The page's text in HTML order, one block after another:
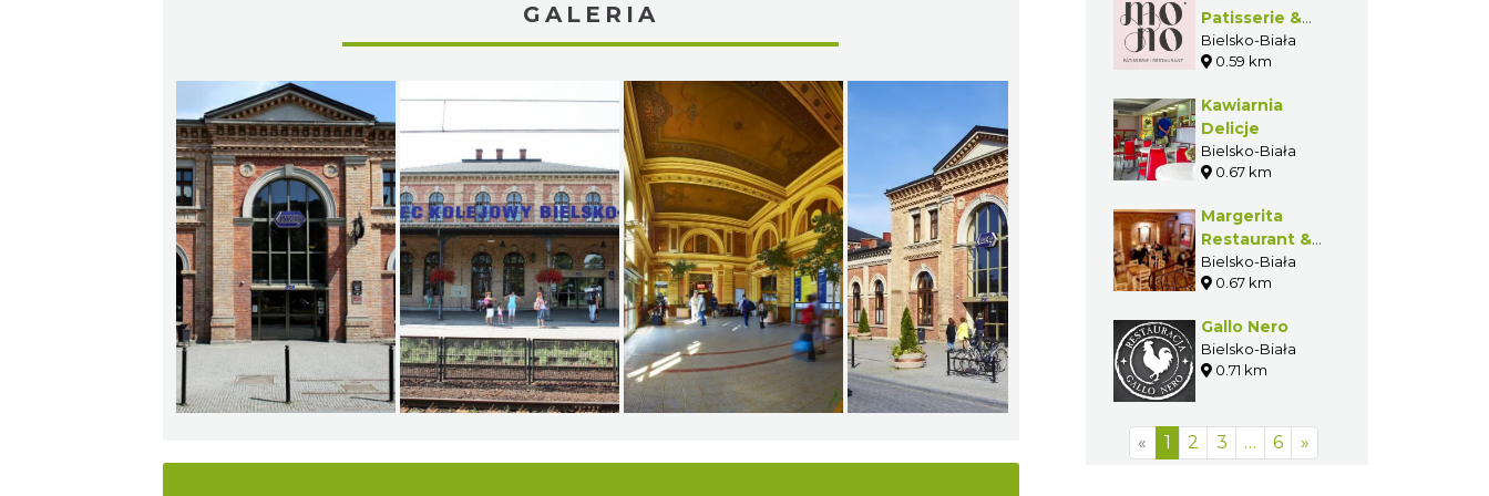
GALERIA
Patisserie &
Bistro
Bielsko-Biała
0.59 km
Kawiarnia
Delicje
Bielsko-Biała
0.67 km
Margerita
Restaurant &
Pizza
Bielsko-Biała
0.67 km
Gallo Nero
Bielsko-Biała
0.71 km
« 1 2 3 … 6 »